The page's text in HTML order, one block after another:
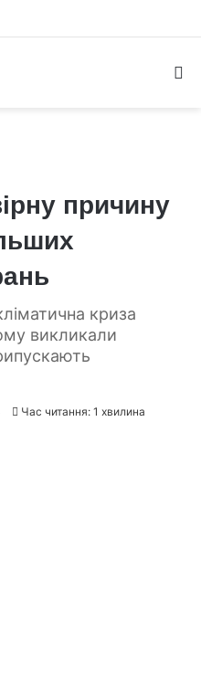
причину
криза
викликали
Час читання: 1 хвилина